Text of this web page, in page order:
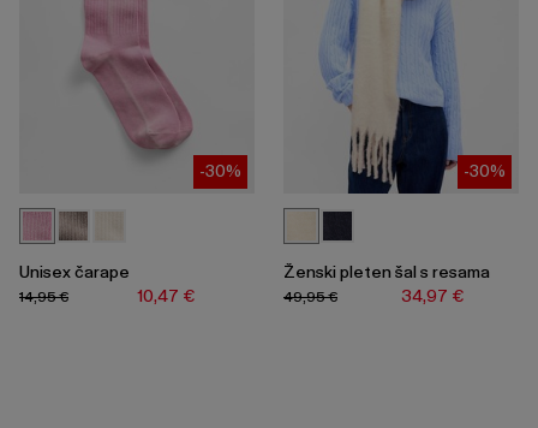
-30%
Unisex čarape
10,47 €
14,95 €
-30%
Ženski pleten šal s resama
34,97 €
49,95 €